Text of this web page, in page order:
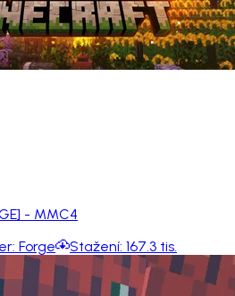
- MMC4
Forge Stažení: 167.3 tis.